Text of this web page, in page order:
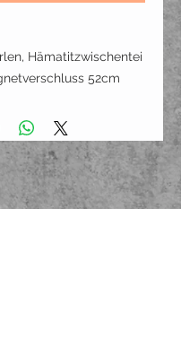
Hämatitzwischentei
52cm